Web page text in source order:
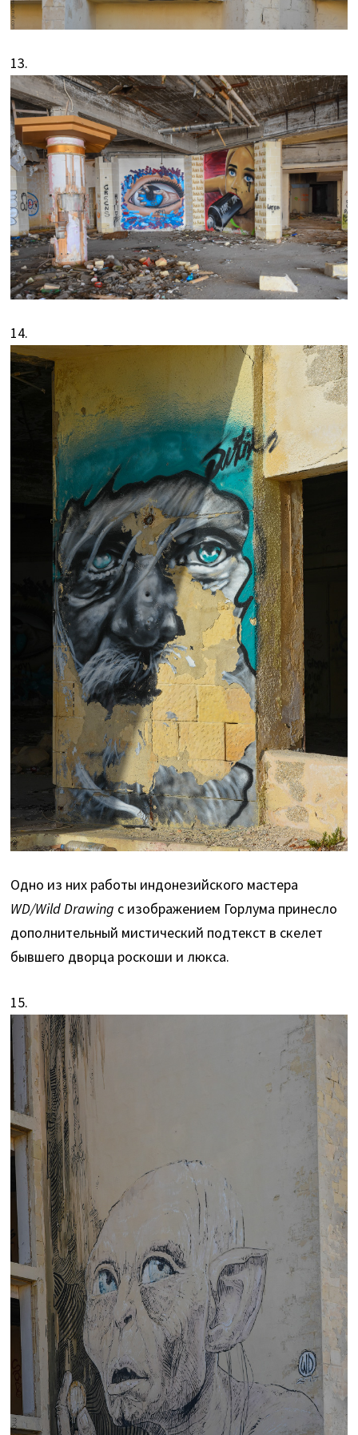
13.
14.
Одно из них работы индонезийского мастера
WD/Wild Drawing с изображением Горлума принесло
дополнительный мистический подтекст в скелет
бывшего дворца роскоши и люкса.
15.